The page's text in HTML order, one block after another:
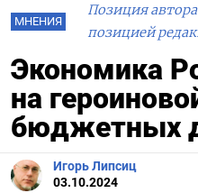
МНЕНИЯ
Позиция
позицией
Экономика
на
бюджетных
Игорь Липсиц
03.10.2024